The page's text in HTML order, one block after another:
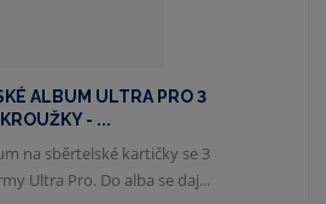
ALBUM ULTRA PRO 3
KROUŽKY - ...
na sběrtelské kartičky se 3
Ultra Pro. Do alba se daj...